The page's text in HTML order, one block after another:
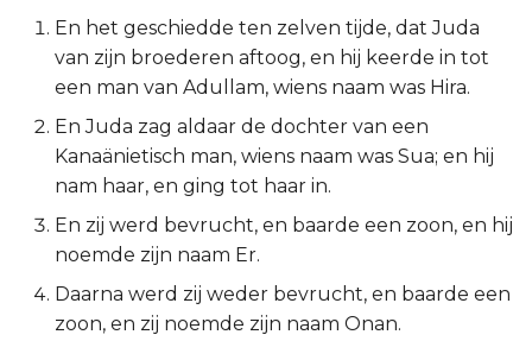
Genesis 38:12-23
Genesis 38:24-30
Lukas
Johannes
Handelingen
1 Korinthe
2 Korinthe
En het geschiedde ten zelven tijde, dat Juda
van zijn broederen aftoog, en hij keerde in tot
een man van Adullam, wiens naam was Hira.
En Juda zag aldaar de dochter van een
Kanaänietisch man, wiens naam was Sua; en hij
nam haar, en ging tot haar in.
En zij werd bevrucht, en baarde een zoon, en hij
noemde zijn naam Er.
Daarna werd zij weder bevrucht, en baarde een
zoon, en zij noemde zijn naam Onan.